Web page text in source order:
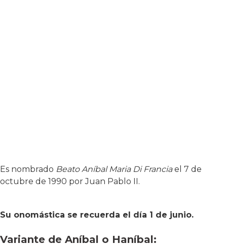
Es nombrado Beato Aníbal Maria Di Franciael 7 de
octubre de 1990 por Juan Pablo II.
Su onomástica se recuerda el día 1 de junio.
Variante de Aníbal o Haníbal: